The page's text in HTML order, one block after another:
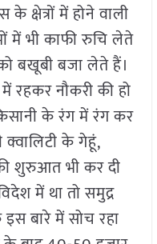
क्षेत्रों में होने वाली
में भी काफी रुचि लेते
बखूबी बजा लेते हैं।
रहकर नौकरी की हो
के रंग में रंग कर
क्वालिटी के गेहूं,
शुरुआत भी कर दी
में था तो समुद्र
बारे में सोच रहा